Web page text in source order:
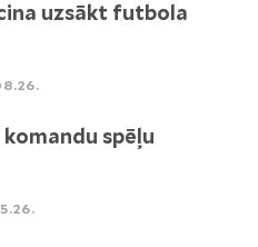
uzsākt futbola
spēļu